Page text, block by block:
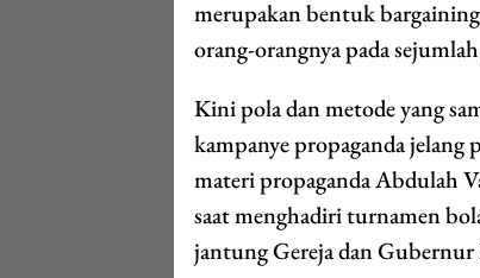
merupakan bentuk
orang-orangnya pada
Kini pola dan metode yang
kampanye propaganda
materi propaganda Abdulah
saat menghadiri turnamen
jantung Gereja dan